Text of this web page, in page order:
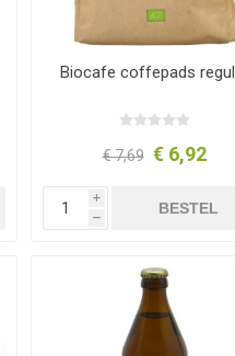
Biocafe coffepads
€ 7,69 € 6,92
i
h
BESTEL